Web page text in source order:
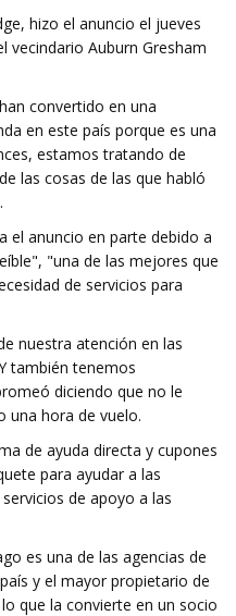
hizo el anuncio el jueves
vecindario Auburn Gresham
convertido en una
en este país porque es una
estamos tratando de
las cosas de las que habló
el anuncio en parte debido a
"una de las mejores que
de servicios para
nuestra atención en las
también tenemos
diciendo que no le
una hora de vuelo.
de ayuda directa y cupones
para ayudar a las
de apoyo a las
es una de las agencias de
y el mayor propietario de
que la convierte en un socio